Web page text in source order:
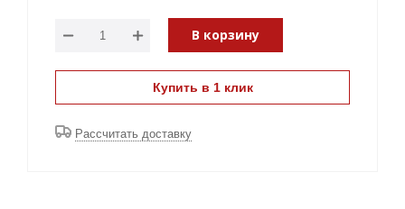
В корзину
Купить в 1 клик
Рассчитать доставку